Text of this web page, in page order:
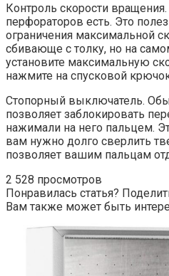
Контроль скорости
перфораторов есть. Это
ограничения максимальной
сбивающе с толку, но на
установите максимальную
нажмите на спусковой
Стопорный выключатель.
позволяет заблокировать
нажимали на него пальцем.
вам нужно долго сверлить
позволяет вашим пальцам
2 528 просмотров
Понравилась статья?
Вам также может быть